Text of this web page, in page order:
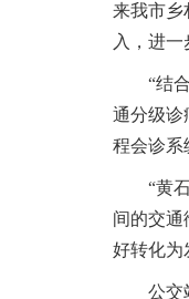
来我市乡
入，进
“结
通分级诊
程会诊系
“黄
间的交通
好转化为
公交